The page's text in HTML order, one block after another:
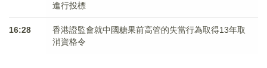
進行投標
16:28
香港證監會就中國糖果前高管的失當行為取得13年取
消資格令